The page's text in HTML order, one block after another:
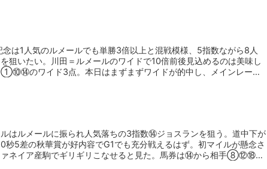
念は1人気のルメールでも単勝3倍以上と混戦模様、5指数ながら8人
狙いたい。川田＝ルメールのワイドで10倍前後見込めるのは美味し
のワイド3点。本日はまずまずワイドが的中し、メインレー
はルメールに振られ人気落ちの3指数⑭ジョスランを狙う。道中下が
秒5差の秋華賞が好内容でG1でも充分戦えるはず。初マイルが懸念さ
ァネイア産駒でギリギリこなせると見た。馬券は⑭から相手⑧⑫⑱